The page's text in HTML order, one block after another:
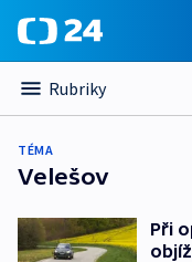
Rubriky
TÉMA
Velešov
Při